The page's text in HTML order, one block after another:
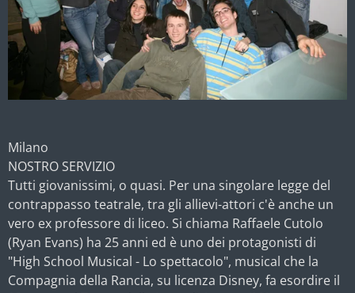
Milano
NOSTRO SERVIZIO
Tutti giovanissimi, o quasi. Per una singolare legge del
contrappasso teatrale, tra gli allievi-attori c'è anche un
vero ex professore di liceo. Si chiama Raffaele Cutolo
(Ryan Evans) ha 25 anni ed è uno dei protagonisti di
"High School Musical - Lo spettacolo", musical che la
Compagnia della Rancia, su licenza Disney, fa esordire il